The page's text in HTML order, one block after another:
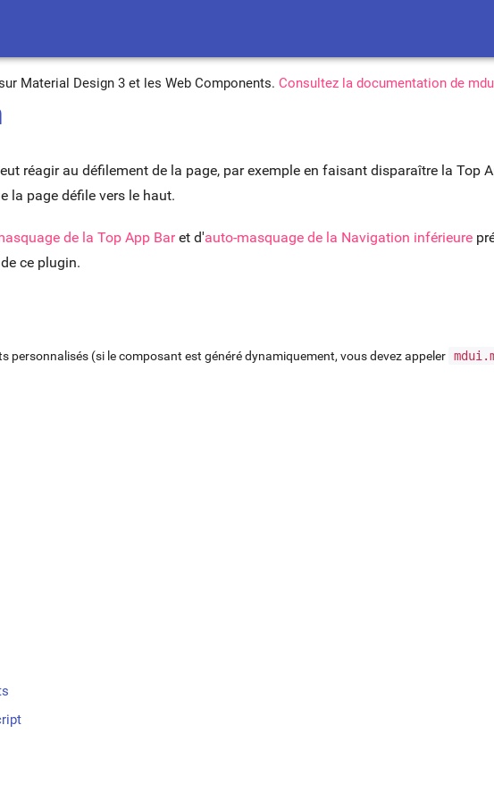
Material Design 3 et les Web Components.Consultez la documentation de
réagir au défilement de la page, par exemple en faisant disparaître la Top
la page défile vers le haut.
de la Top App Bar et d'auto-masquage de la Navigation inférieure
ce plugin.
personnalisés (si le composant est généré dynamiquement, vous devez appeler